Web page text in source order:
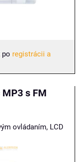
po registrácii a
s FM
ovládaním, LCD